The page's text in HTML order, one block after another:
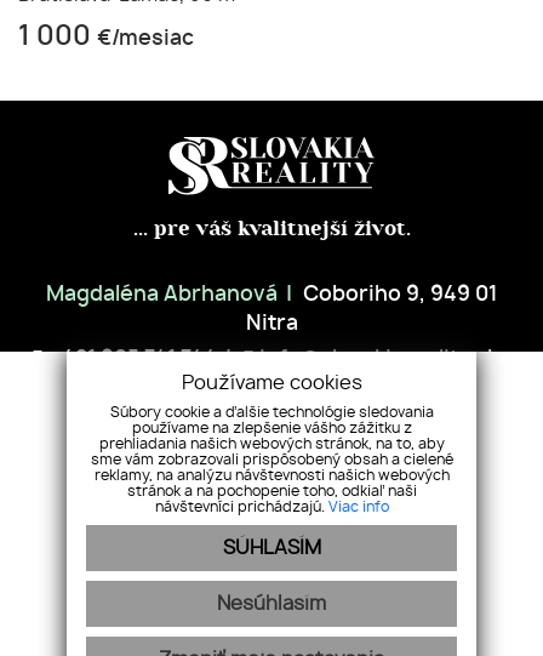
1 000 €/mesiac
... pre váš kvalitnejší život.
Magdaléna Abrhanová
Coboriho 9, 949 01
Nitra
+421 905 741 744
info@slovakiareality.sk
NEHNUTEĽNOSTI PREDAJTE S NAMI
NÁŠ TÍM
REFERENCIE
SLUŽBY BLOG KONTAKT GDPR COOKIES
Používame cookies
Súbory cookie a ďalšie technológie sledovania
používame na zlepšenie vášho zážitku z
prehliadania našich webových stránok, na to, aby
sme vám zobrazovali prispôsobený obsah a cielené
reklamy, na analýzu návštevnosti našich webových
stránok a na pochopenie toho, odkiaľ naši
návštevníci prichádzajú. Viac info
SÚHLASÍM
Nesúhlasím